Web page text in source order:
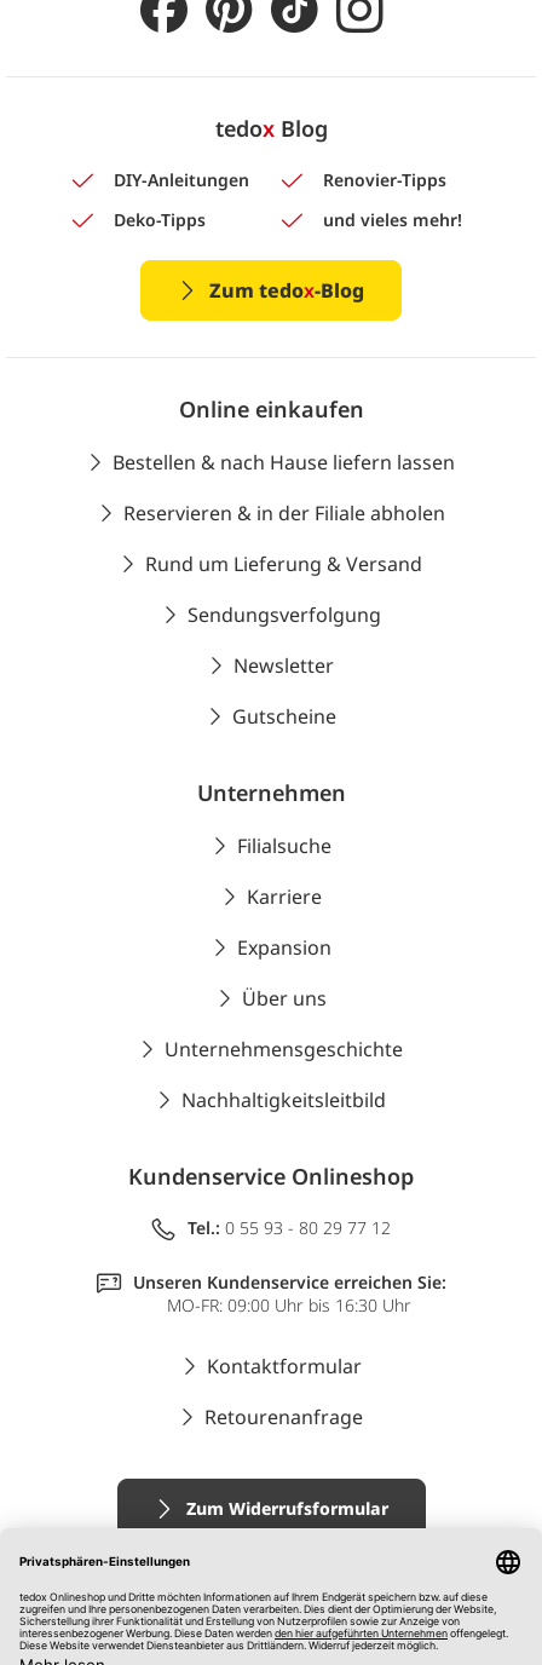
tedoxBlog
DIY-Anleitungen
Renovier-Tipps
Deko-Tipps
und vieles mehr!
Zum tedox-Blog
Online einkaufen
Bestellen & nach Hause liefern lassen
Reservieren & in der Filiale abholen
Rund um Lieferung & Versand
Sendungsverfolgung
Newsletter
Gutscheine
Unternehmen
Filialsuche
Karriere
Expansion
Über uns
Unternehmensgeschichte
Nachhaltigkeitsleitbild
Kundenservice Onlineshop
Tel.: 0 55 93 - 80 29 77 12
Unseren Kundenservice erreichen Sie:
MO-FR: 09:00 Uhr bis 16:30 Uhr
Kontaktformular
Retourenanfrage
Zum Widerrufsformular
Impressum
AGB